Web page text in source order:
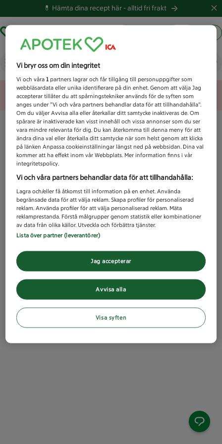
💊 Hämta dina recept här -alltid fri frakt
Vad letar du efter idag?
Unknown error
Vi bryr oss om din integritet
Vi och våra1 partners lagrar och får tillgång till personuppgifter som
webbläsardata eller unika identifierare på din enhet. Genom att välja Jag
accepterar tillåter du att spårningstekniker används för de syften som
anges under ”Vi och våra partners behandlar data för att tillhandahålla”.
Om du väljer Avvisa alla eller återkallar ditt samtycke inaktiveras de. Om
spårare är inaktiverade kan visst innehåll och vissa annonser som du ser
vara mindre relevanta för dig. Du kan återkomma till denna meny för att
ändra dina val eller återkalla ditt samtycke när som helst genom att klicka
på länken Anpassa cookieinställningar längst ned på webbsidan. Dina val
kommer att ha effekt inom vår Webbplats. Mer information finns i vår
integritetspolicy.
Vi och våra partners behandlar data för att tillhandahålla:
Lagra och/eller få åtkomst till information på en enhet. Använda
begränsade data för att välja reklam. Skapa profiler för personaliserad
reklam. Använda profiler för att välja personaliserad reklam. Mäta
reklamprestanda. Förstå målgrupper genom statistik eller kombinationer
av data från olika källor. Utveckla och förbättra tjänster.
Lista över partner (leverantörer)
Avvisa alla
Jag accepterar
Visa syften